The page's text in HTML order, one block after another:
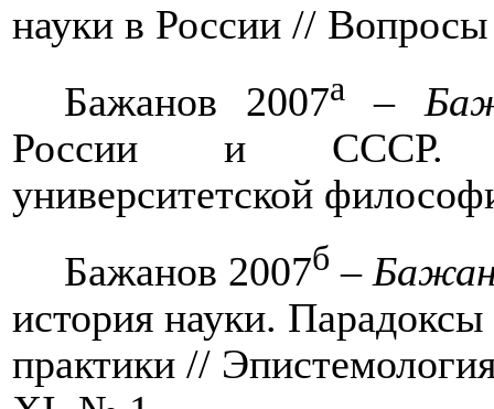
науки в России //
Бажанов 2007а –
России и СССР.
университетской
Бажанов 2007б –
история науки.
практики //